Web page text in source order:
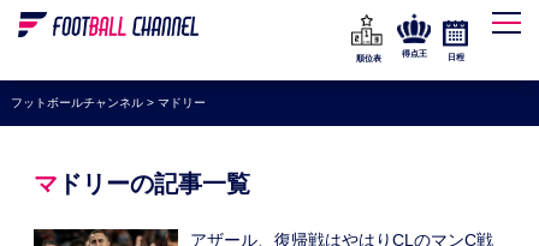
WEリーグ
海外サッカー
プレミアリーグ
ラ・リーガ
順位表
得点王 日程
フットボールチャンネル> マドリー
マドリーの記事一覧
アザール、復帰戦はやはりCLのマンC戦